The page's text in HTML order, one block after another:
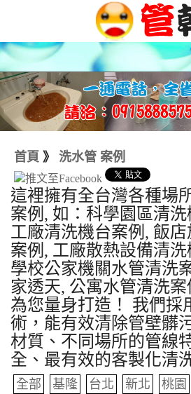
首頁 》 洗水管 案例
這裡擁有全台灣各種場
案例, 如：科學園區清
工廠清洗機台案例, 飯
案例, 工廠散熱設備清
學校公家機關水管清洗
家透天, 公寓水管清洗案
為您量身打造！ 我們採
術，能有效清除管壁髒
材質、不同場所的管線
全、最有效的客製化清
全部 基隆 台北 新北 桃園